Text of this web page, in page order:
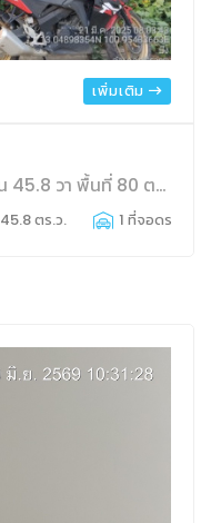
เพิ่มเติม
ม.กรูฟวี่ พาร์ค เลขที่ 199/107 ที่ดิน 45.8 วา พื้นที่ 80 ตร.ม. บางละมุง บางละมุง ชลบุรี
45.8 ตร.ว. 1 ที่จอดรถ